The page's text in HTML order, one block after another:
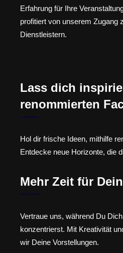
Erfahrung für Ihre
profitiert von unserem Zugang
Dienstleistern.
Lass dich
renommierten
Hol dir frische Ideen, mithilfe
Entdecke neue Horizonte, die
Mehr Zeit für
Vertraue uns, während Du
konzentrierst. Mit Kreativität
wir Deine Vorstellungen.